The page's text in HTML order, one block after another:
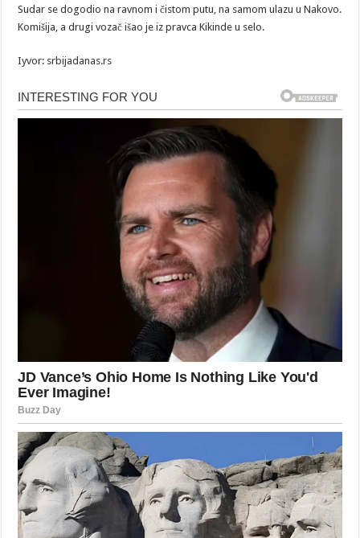
Sudar se dogodio na ravnom i čistom putu, na samom ulazu u Nakovo.
Komišija, a drugi vozač išao je iz pravca Kikinde u selo.
Iyvor: srbijadanas.rs